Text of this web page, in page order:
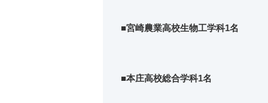
■宮崎農業高校生物工学科1名
■本庄高校総合学科1名